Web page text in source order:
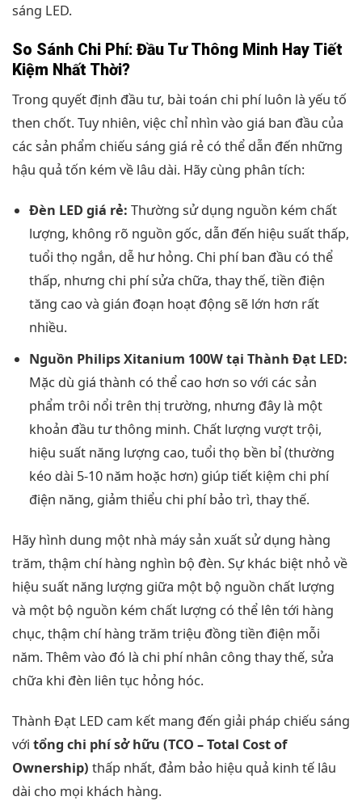
sáng LED.
So Sánh Chi Phí: Đầu Tư Thông Minh Hay Tiết
Kiệm Nhất Thời?
Trong quyết định đầu tư, bài toán chi phí luôn là yếu tố
then chốt. Tuy nhiên, việc chỉ nhìn vào giá ban đầu của
các sản phẩm chiếu sáng giá rẻ có thể dẫn đến những
hậu quả tốn kém về lâu dài. Hãy cùng phân tích:
Đèn LED giá rẻ: Thường sử dụng nguồn kém chất
lượng, không rõ nguồn gốc, dẫn đến hiệu suất thấp,
tuổi thọ ngắn, dễ hư hỏng. Chi phí ban đầu có thể
thấp, nhưng chi phí sửa chữa, thay thế, tiền điện
tăng cao và gián đoạn hoạt động sẽ lớn hơn rất
nhiều.
Nguồn Philips Xitanium 100W tại Thành Đạt LED:
Mặc dù giá thành có thể cao hơn so với các sản
phẩm trôi nổi trên thị trường, nhưng đây là một
khoản đầu tư thông minh. Chất lượng vượt trội,
hiệu suất năng lượng cao, tuổi thọ bền bỉ (thường
kéo dài 5-10 năm hoặc hơn) giúp tiết kiệm chi phí
điện năng, giảm thiểu chi phí bảo trì, thay thế.
Hãy hình dung một nhà máy sản xuất sử dụng hàng
trăm, thậm chí hàng nghìn bộ đèn. Sự khác biệt nhỏ về
hiệu suất năng lượng giữa một bộ nguồn chất lượng
và một bộ nguồn kém chất lượng có thể lên tới hàng
chục, thậm chí hàng trăm triệu đồng tiền điện mỗi
năm. Thêm vào đó là chi phí nhân công thay thế, sửa
chữa khi đèn liên tục hỏng hóc.
Thành Đạt LED cam kết mang đến giải pháp chiếu sáng
với tổng chi phí sở hữu (TCO – Total Cost of
Ownership) thấp nhất, đảm bảo hiệu quả kinh tế lâu
dài cho mọi khách hàng.